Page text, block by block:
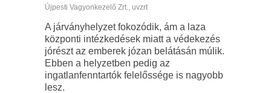
Újpesti Vagyonkezelő Zrt., uvzrt
A járványhelyzet fokozódik, ám a laza
központi intézkedések miatt a védekezés
jórészt az emberek józan belátásán múlik.
Ebben a helyzetben pedig az
ingatlanfenntartók felelőssége is nagyobb
lesz.